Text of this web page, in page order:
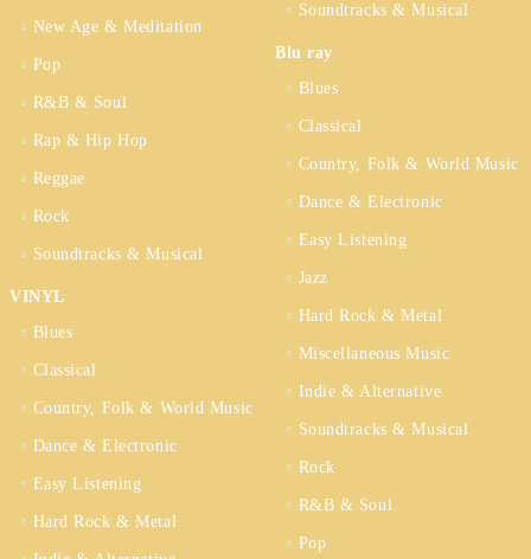
New Age & Meditation
Pop
R&B & Soul
Rap & Hip Hop
Reggae
Rock
Soundtracks & Musical
VINYL
Blues
Classical
Country, Folk & World Music
Dance & Electronic
Easy Listening
Hard Rock & Metal
Soundtracks & Musical
Blu ray
Blues
Classical
Country, Folk & World Music
Dance & Electronic
Easy Listening
Jazz
Hard Rock & Metal
Miscellaneous Music
Indie & Alternative
Soundtracks & Musical
Rock
R&B & Soul
Pop